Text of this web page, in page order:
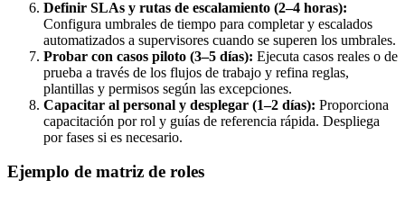
Definir SLAs y rutas de escalamiento (2–4 horas):
Configura umbrales de tiempo para completar y escalados
automatizados a supervisores cuando se superen los umbrales.
Probar con casos piloto (3–5 días): Ejecuta casos reales o de
prueba a través de los flujos de trabajo y refina reglas,
plantillas y permisos según las excepciones.
Capacitar al personal y desplegar (1–2 días): Proporciona
capacitación por rol y guías de referencia rápida. Despliega
por fases si es necesario.
Ejemplo de matriz de roles